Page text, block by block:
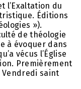
l’Exaltation du
Éditions
»).
de théologie
à évoquer dans
vécus l’Église
Premièrement
Vendredi saint